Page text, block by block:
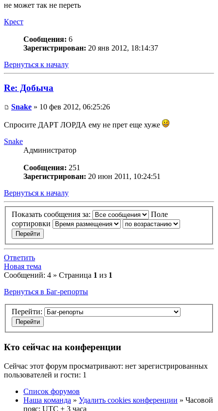
не может так не переть
Крест
Сообщения: 6
Зарегистрирован: 20 янв 2012, 18:14:37
Вернуться к началу
Re: Добыча
Snake » 10 фев 2012, 06:25:26
Спросите ДАРТ ЛОРДА ему не прет еще хуже
Snake
Администратор
Сообщения: 251
Зарегистрирован: 20 июн 2011, 10:24:51
Вернуться к началу
Показать сообщения за:
Поле
сортировки
Ответить
Новая тема
Сообщений: 4 » Страница 1 из 1
Вернуться в Баг-репорты
Перейти:
Кто сейчас на конференции
Сейчас этот форум просматривают: нет зарегистрированных
пользователей и гости: 1
Список форумов
Наша команда » Удалить cookies конференции » Часовой
пояс: UTC + 3 часа